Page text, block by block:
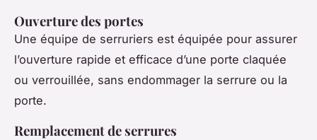
Ouverture des portes
Une équipe de serruriers est équipée pour assurer
l’ouverture rapide et efficace d’une porte claquée
ou verrouillée, sans endommager la serrure ou la
porte.
Remplacement de serrures